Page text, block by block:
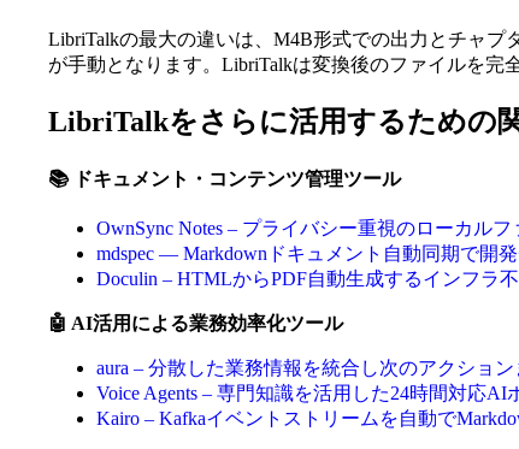
LibriTalkの最大の違いは、M4B形式での出力とチャプ
が手動となります。LibriTalkは変換後のファイルを完
LibriTalkをさらに活用するための
📚 ドキュメント・コンテンツ管理ツール
OwnSync Notes – プライバシー重視のローカル
mdspec — Markdownドキュメント自動同期で開
Doculin – HTMLからPDF自動生成するインフラ
🤖 AI活用による業務効率化ツール
aura – 分散した業務情報を統合し次のアクショ
Voice Agents – 専門知識を活用した24時間対応
Kairo – Kafkaイベントストリームを自動で